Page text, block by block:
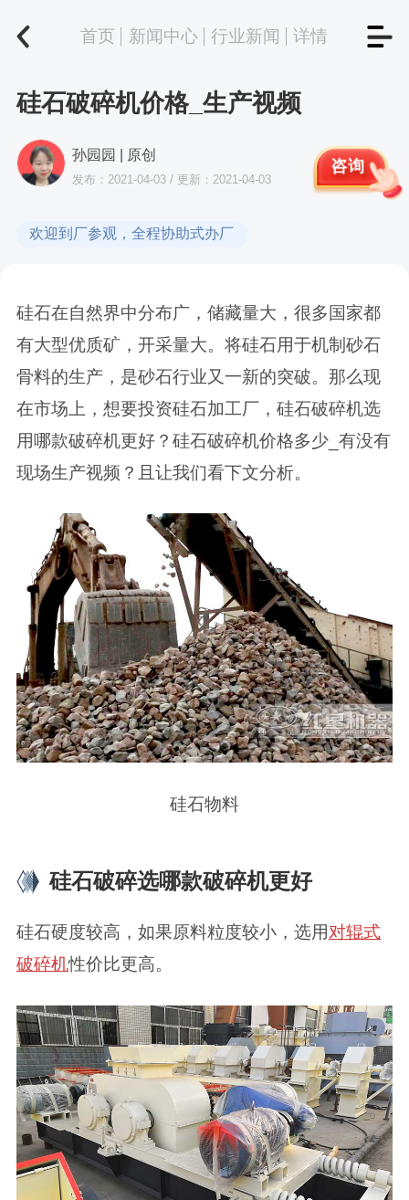
首页 新闻中心 行业新闻 详情
硅石破碎机价格_生产视频
孙园园 | 原创
发布：2021-04-03 / 更新：2021-04-03
咨询
欢迎到厂参观，全程协助式办厂
硅石在自然界中分布广，储藏量大，很多国家都
有大型优质矿，开采量大。将硅石用于机制砂石
骨料的生产，是砂石行业又一新的突破。那么现
在市场上，想要投资硅石加工厂，硅石破碎机选
用哪款破碎机更好？硅石破碎机价格多少_有没有
现场生产视频？且让我们看下文分析。
硅石物料
硅石破碎选哪款破碎机更好
硅石硬度较高，如果原料粒度较小，选用对辊式
破碎机性价比更高。